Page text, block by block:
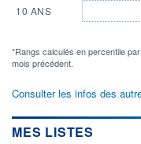
10 ANS
*Rangs calculés en percentile
mois précédent.
Consulter les infos des
MES LISTES